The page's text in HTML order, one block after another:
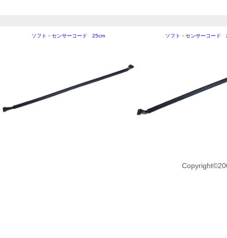
ソフト・センサーコード 25cm ソフト・センサーコード